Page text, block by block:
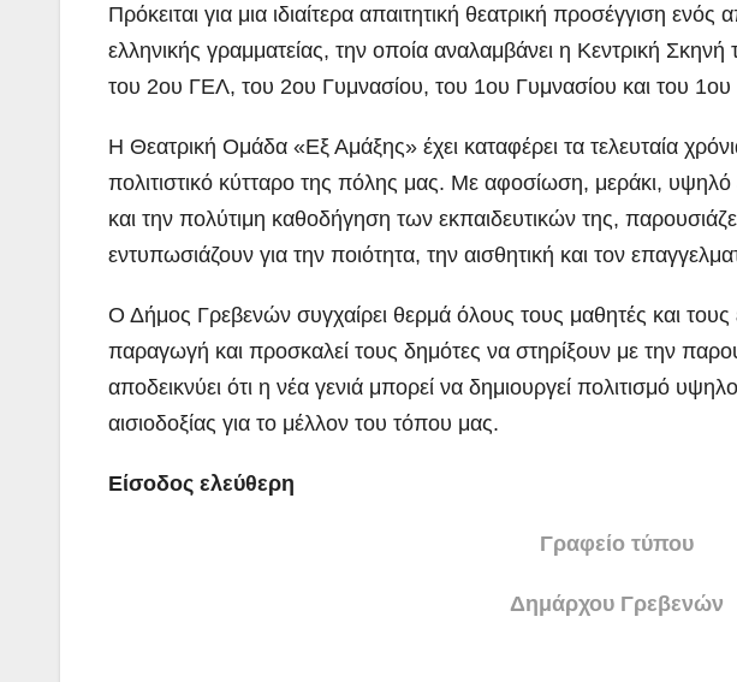
Πρόκειται για μια ιδιαίτερα απαιτητική θεατρική προσέγγιση
ελληνικής γραμματείας, την οποία αναλαμβάνει η Κεντρική
του 2ου ΓΕΛ, του 2ου Γυμνασίου, του 1ου Γυμνασίου και του
Η Θεατρική Ομάδα «Εξ Αμάξης» έχει καταφέρει τα τελευταία
πολιτιστικό κύτταρο της πόλης μας. Με αφοσίωση, μεράκι, υψηλό
και την πολύτιμη καθοδήγηση των εκπαιδευτικών της,
εντυπωσιάζουν για την ποιότητα, την αισθητική και τον
Ο Δήμος Γρεβενών συγχαίρει θερμά όλους τους μαθητές και
παραγωγή και προσκαλεί τους δημότες να στηρίξουν με την
αποδεικνύει ότι η νέα γενιά μπορεί να δημιουργεί πολιτισμό
αισιοδοξίας για το μέλλον του τόπου μας.
Είσοδος ελεύθερη
Γραφείο τύπου
Δημάρχου Γρεβενών